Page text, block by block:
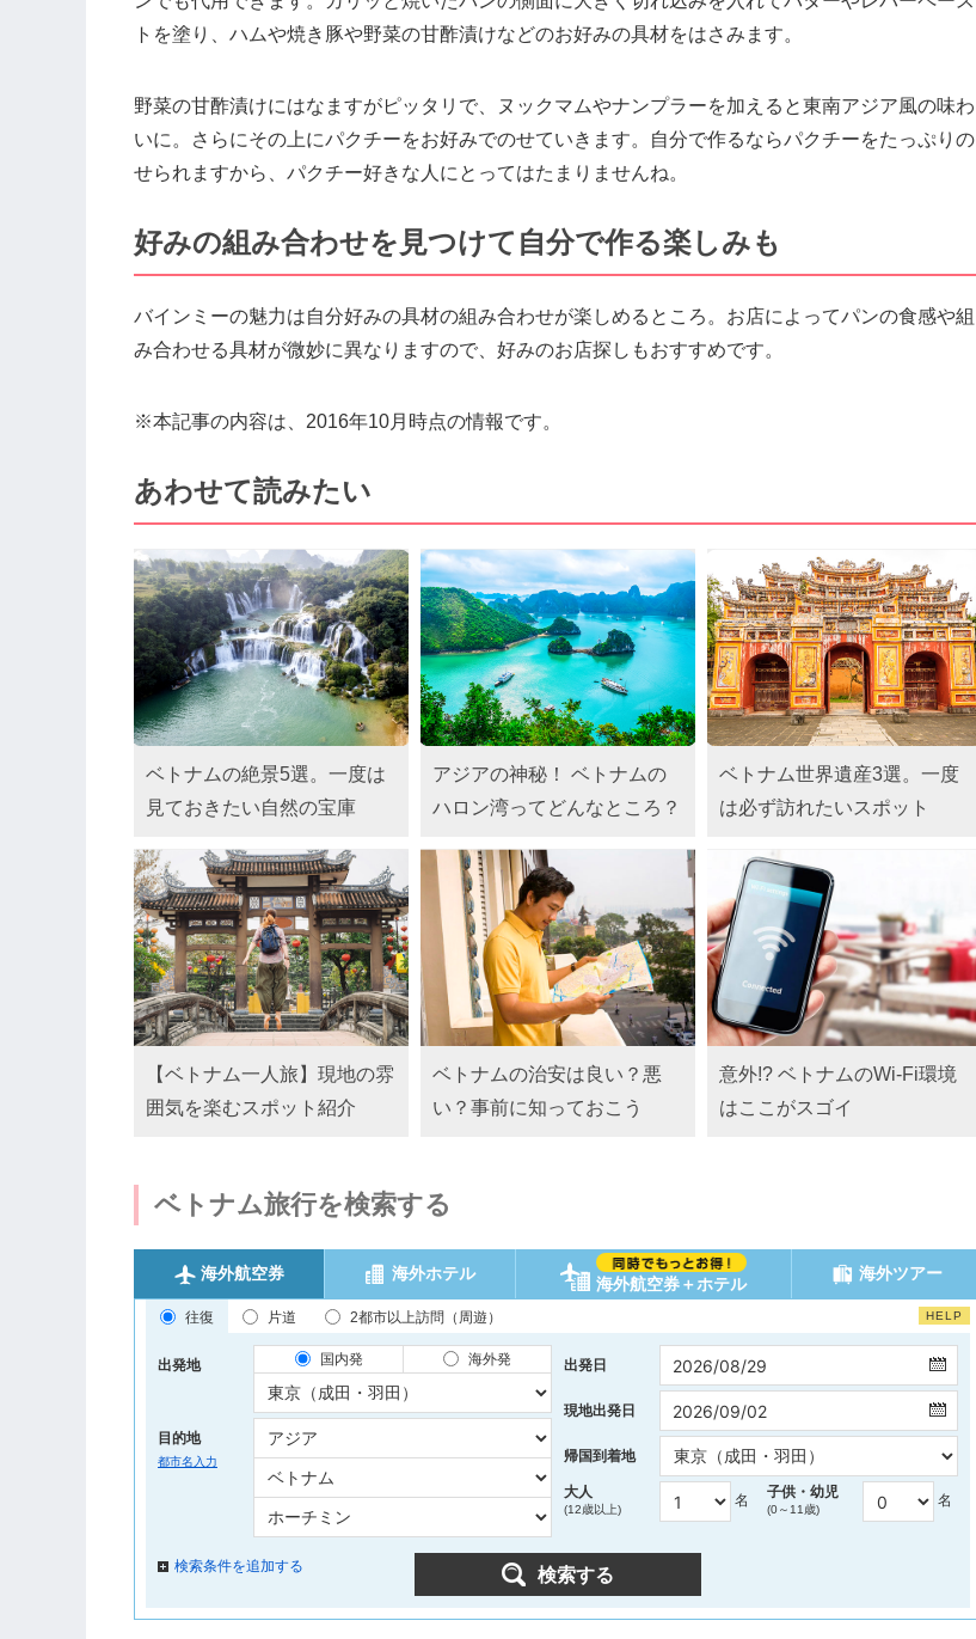
トを塗り、ハムや焼き豚や野菜の甘酢漬けなどのお好みの具材をはさみます。
野菜の甘酢漬けにはなますがピッタリで、ヌックマムやナンプラーを加えると東南アジア風の味わ
いに。さらにその上にパクチーをお好みでのせていきます。自分で作るならパクチーをたっぷりの
せられますから、パクチー好きな人にとってはたまりませんね。
好みの組み合わせを見つけて自分で作る楽しみも
バインミーの魅力は自分好みの具材の組み合わせが楽しめるところ。お店によってパンの食感や組
み合わせる具材が微妙に異なりますので、好みのお店探しもおすすめです。
※本記事の内容は、2016年10月時点の情報です。
あわせて読みたい
ベトナムの絶景5選。一度は
見ておきたい自然の宝庫
アジアの神秘！ ベトナムの
ハロン湾ってどんなところ？
ベトナム世界遺産3選。一度
は必ず訪れたいスポット
【ベトナム一人旅】現地の雰
囲気を楽むスポット紹介
ベトナムの治安は良い？悪
い？事前に知っておこう
意外!? ベトナムのWi-Fi環境
はここがスゴイ
ベトナム旅行を検索する
海外航空券 海外ホテル
海外航空券＋ホテル
海外ツアー
往復 片道 2都市以上訪問（周遊） HELP
出発地 国内発 海外発
目的地
都市名入力
出発日
現地出発日
帰国到着地
大人
(12歳以上)
名
子供・幼児
(0～11歳)
名
検索条件を追加する 検索する